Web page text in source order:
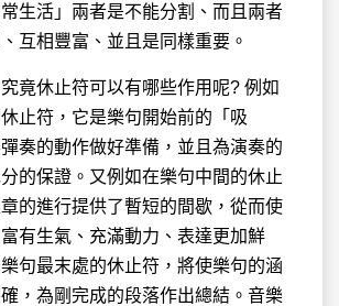
生活」兩者是不能分割、而且兩者
互相豐富、並且是同樣重要。
竟休止符可以有哪些作用呢? 例如
止符，它是樂句開始前的「吸
奏的動作做好準備，並且為演奏的
的保證。又例如在樂句中間的休止
的進行提供了暫短的間歇，從而使
有生氣、充滿動力、表達更加鮮
句最末處的休止符，將使樂句的涵
，為剛完成的段落作出總結。音樂